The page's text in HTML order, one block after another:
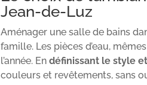
Jean-de-Luz
Aménager une salle de bains
famille. Les pièces d’eau,
l’année. Endéfinissant le style
couleurs et revêtements, sans